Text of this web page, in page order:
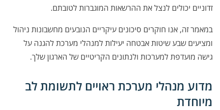
זדוניים יכולים לנצל את ההרשאות המוגברות לטובתם.
במאמר זה, אנו חוקרים סיכונים עיקריים הנובעים מחשבונות ניהול
ומציעים שבע שיטות אבטחה יעילות למנהלי מערכת להגנה על
גישה מועדפת למערכות ולנתונים הקריטיים של הארגון שלך.
מדוע מנהלי מערכת ראויים לתשומת לב
מיוחדת